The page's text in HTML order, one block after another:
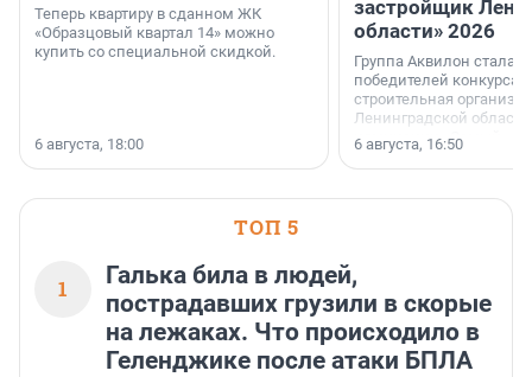
Теперь квартиру в сданном ЖК
«Образцовый квартал 14» можно
купить со специальной скидкой.
6 августа, 18:00
застройщик
области» 2026
Группа Аквилон стала
победителей конкурса
строительная
Ленинградской области
номинации «Самый
застройщик
области».
6 августа, 16:50
ТОП 5
1
Галька била в людей,
пострадавших грузили в скорые
на лежаках. Что происходило в
Геленджике после атаки БПЛА